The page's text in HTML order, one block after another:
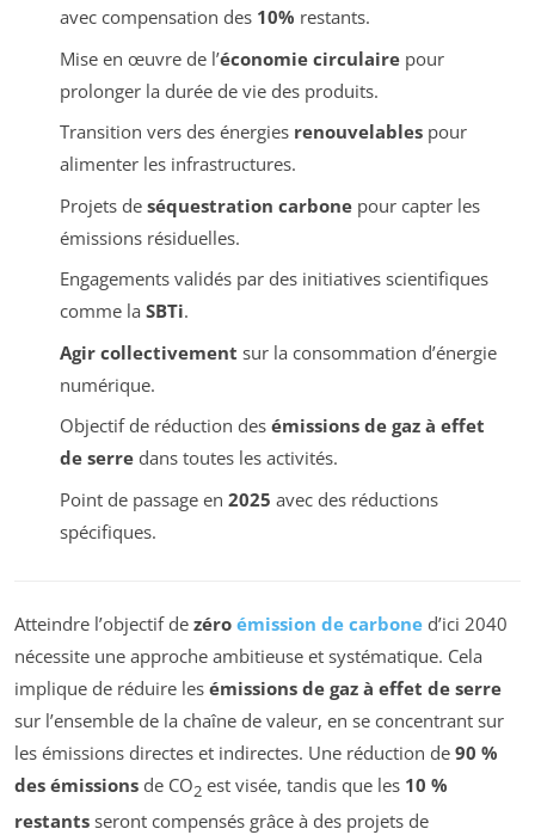
avec compensation des 10% restants.
Mise en œuvre de l’économie circulairepour
prolonger la durée de vie des produits.
Transition vers des énergies renouvelablespour
alimenter les infrastructures.
Projets de séquestration carbonepour capter les
émissions résiduelles.
Engagements validés par des initiatives scientifiques
comme la SBTi.
Agir collectivement sur la consommation d’énergie
numérique.
Objectif de réduction des émissions de gaz à effet
de serredans toutes les activités.
Point de passage en 2025 avec des réductions
spécifiques.
Atteindre l’objectif de zéro émission de carbone d’ici 2040
nécessite une approche ambitieuse et systématique. Cela
implique de réduire les émissions de gaz à effet de serre
sur l’ensemble de la chaîne de valeur, en se concentrant sur
les émissions directes et indirectes. Une réduction de 90 %
des émissions de CO2 est visée, tandis que les 10 %
restants seront compensés grâce à des projets de